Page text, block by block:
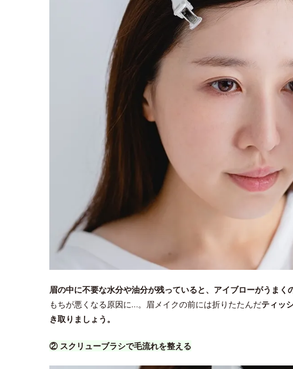
眉の中に不要な水分や油分が残っていると、アイブローがうまく
もちが悪くなる原因に…。眉メイクの前には折りたたんだティッ
き取りましょう。
② スクリューブラシで毛流れを整える